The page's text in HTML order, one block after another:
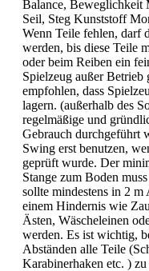
Balance, Beweglichkeit
Seil, Steg Kunststoff
Wenn Teile fehlen, darf
werden, bis diese Teile
oder beim Reiben ein
Spielzeug außer
empfohlen, dass
lagern. (außerhalb des
regelmäßige und
Gebrauch durchgeführt
Swing erst benutzen,
geprüft wurde. Der
Stange zum Boden
sollte mindestens in 2
einem Hindernis wie
Ästen, Wäscheleinen
werden. Es ist wichtig,
Abständen alle Teile
Karabinerhaken etc. )